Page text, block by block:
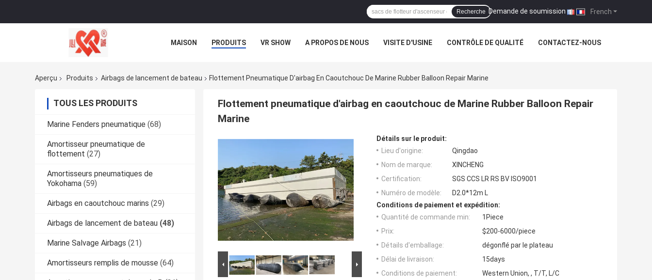
French
Demande de soumission |
Recherche
MAISON PRODUITS VR SHOW A PROPOS DE NOUS VISITE D'USINE CONTRÔLE DE QUALITÉ CONTACTEZ-NOUS
Aperçu
Produits Airbags de lancement de bateau Flottement Pneumatique D'airbag En Caoutchouc De Marine Rubber Balloon Repair Marine
TOUS LES PRODUITS
Marine Fenders pneumatique (68)
Amortisseur pneumatique de
flottement (27)
Amortisseurs pneumatiques de
Yokohama (59)
Airbags en caoutchouc marins (29)
Airbags de lancement de bateau (48)
Marine Salvage Airbags (21)
Amortisseurs remplis de mousse (64)
Flottement pneumatique d'airbag en caoutchouc de Marine Rubber Balloon Repair
Marine
Détails sur le produit:
Lieu d'origine:
Qingdao
Nom de marque:
XINCHENG
Certification:
SGS CCS LR RS BV ISO9001
Numéro de modèle:
D2.0*12m L
Conditions de paiement et expédition:
Quantité de commande min:
1Piece
Prix:
$200-6000/piece
Détails d'emballage:
dégonflé par le plateau
Délai de livraison:
15days
Conditions de paiement:
Western Union, , T/T, L/C